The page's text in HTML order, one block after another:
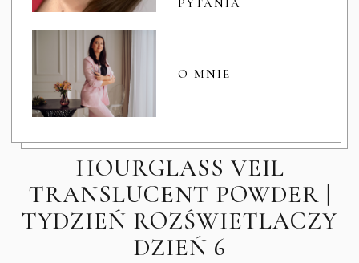
PYTANIA
O MNIE
HOURGLASS VEIL
TRANSLUCENT POWDER |
TYDZIEŃ ROZŚWIETLACZY
DZIEŃ 6